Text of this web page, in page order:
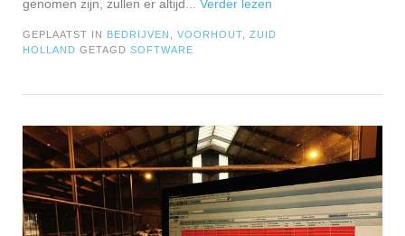
genomen zijn, zullen er altijd ... Verder lezen
GEPLAATST IN BEDRIJVEN VOORHOUT
ZUID
HOLLAND GETAGD SOFTWARE